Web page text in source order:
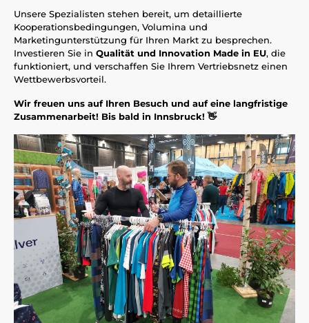
Unsere Spezialisten stehen bereit, um detaillierte
Kooperationsbedingungen, Volumina und
Marketingunterstützung für Ihren Markt zu besprechen.
Investieren Sie in Qualität und Innovation Made in EU, die
funktioniert, und verschaffen Sie Ihrem Vertriebsnetz einen
Wettbewerbsvorteil.
Wir freuen uns auf Ihren Besuch und auf eine langfristige
Zusammenarbeit! Bis bald in Innsbruck! 👋